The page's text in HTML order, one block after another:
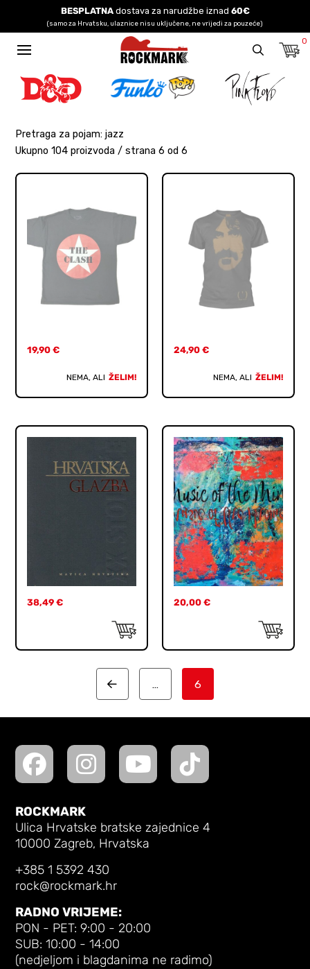
BESPLATNAdostava za narudžbe iznad 60€
(samo za Hrvatsku, ulaznice nisu uključene, ne vrijedi za pouzeće)
0
Pretraga za pojam: jazz
Ukupno 104 proizvoda / strana 6 od 6
19,90€
NEMA, ALI ŽELIM!
24,90 €
NEMA, ALI ŽELIM!
38,49€ 20,00 €
Prev … 6
ROCKMARK
Ulica Hrvatske bratske zajednice 4
10000 Zagreb, Hrvatska
+385 1 5392 430
rock@rockmark.hr
RADNO VRIJEME:
PON - PET: 9:00 - 20:00
SUB: 10:00 - 14:00
(nedjeljom i blagdanima ne radimo)